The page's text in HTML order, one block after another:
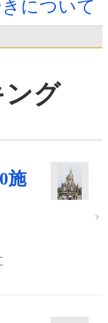
について
ング
施